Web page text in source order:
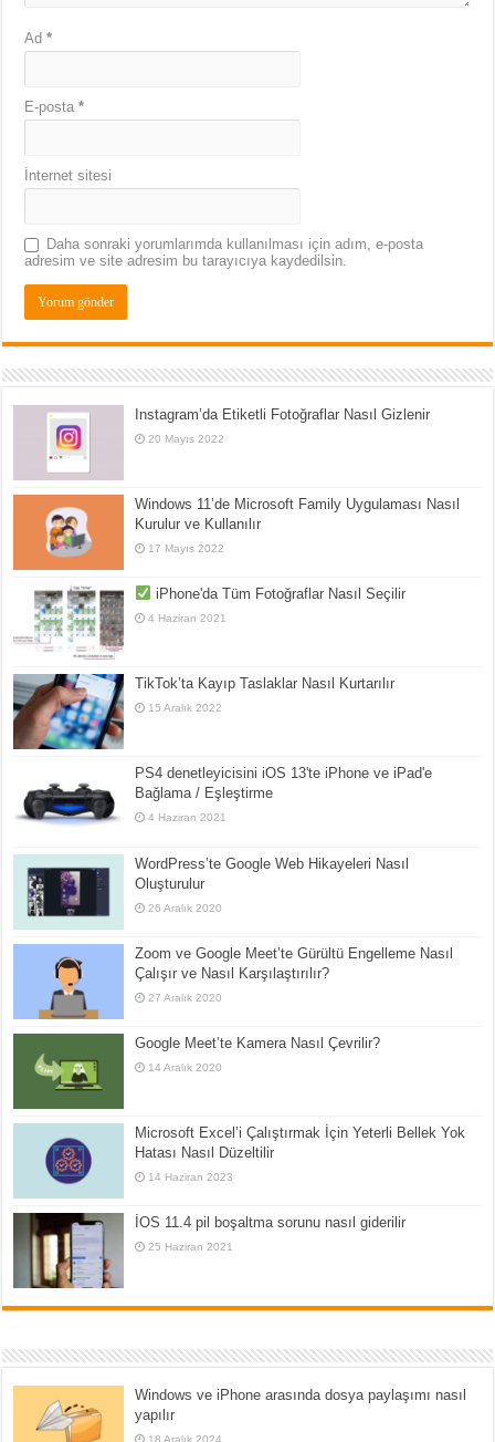
Ad*
E-posta*
İnternet sitesi
Daha sonraki yorumlarımda kullanılması için adım, e-posta
adresim ve site adresim bu tarayıcıya kaydedilsin.
Instagram’da Etiketli Fotoğraflar Nasıl Gizlenir
20 Mayıs 2022
Windows 11’de Microsoft Family Uygulaması Nasıl
Kurulur ve Kullanılır
17 Mayıs 2022
iPhone'da Tüm Fotoğraflar Nasıl Seçilir
4 Haziran 2021
TikTok’ta Kayıp Taslaklar Nasıl Kurtarılır
15 Aralık 2022
PS4 denetleyicisini iOS 13'te iPhone ve iPad'e
Bağlama / Eşleştirme
4 Haziran 2021
WordPress’te Google Web Hikayeleri Nasıl
Oluşturulur
26 Aralık 2020
Zoom ve Google Meet’te Gürültü Engelleme Nasıl
Çalışır ve Nasıl Karşılaştırılır?
27 Aralık 2020
Google Meet’te Kamera Nasıl Çevrilir?
14 Aralık 2020
Microsoft Excel’i Çalıştırmak İçin Yeterli Bellek Yok
Hatası Nasıl Düzeltilir
14 Haziran 2023
İOS 11.4 pil boşaltma sorunu nasıl giderilir
25 Haziran 2021
Windows ve iPhone arasında dosya paylaşımı nasıl
yapılır